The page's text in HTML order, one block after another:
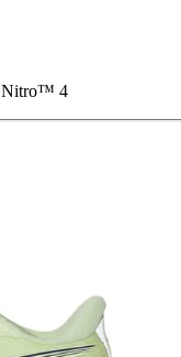
Nitro™ 4